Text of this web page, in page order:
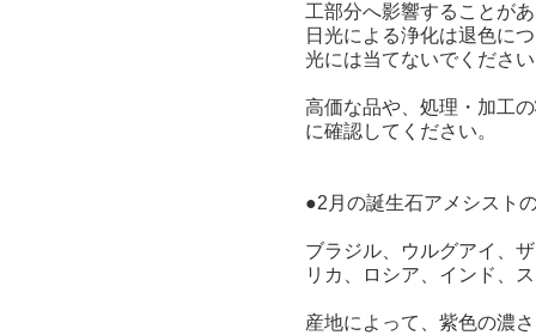
工部分へ影響することが
日光による浄化は退色に
光には当てないでくださ
高価な品や、処理・加工
に確認してください。
●2月の誕生石アメシスト
ブラジル、ウルグアイ、
リカ、ロシア、インド、
産地によって、紫色の濃